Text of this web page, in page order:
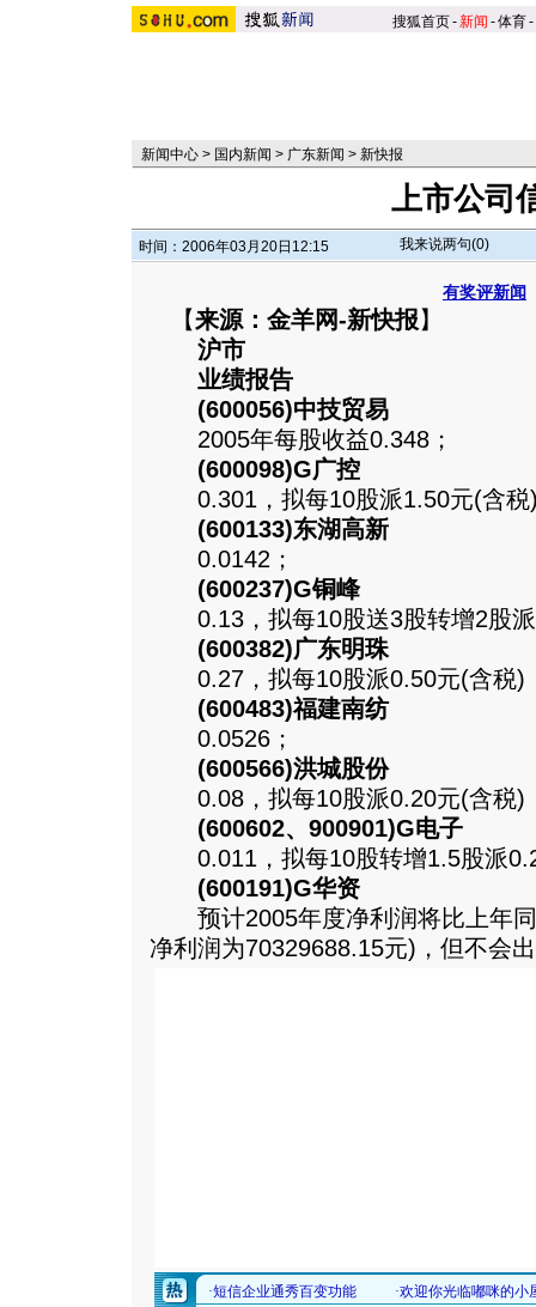
搜狐首页-新闻 -体育-
新闻中心 > 国内新闻 > 广东新闻 > 新快报
上市公司
时间：2006年03月20日12:15 我来说两句(0)
有奖评新闻
【来源：金羊网-新快报】
沪市
业绩报告
(600056)中技贸易
2005年每股收益0.348；
(600098)G广控
0.301，拟每10股派1.50元(含税
(600133)东湖高新
0.0142；
(600237)G铜峰
0.13，拟每10股送3股转增2股派
(600382)广东明珠
0.27，拟每10股派0.50元(含税)
(600483)福建南纺
0.0526；
(600566)洪城股份
0.08，拟每10股派0.20元(含税)
(600602、900901)G电子
0.011，拟每10股转增1.5股派
(600191)G华资
预计2005年度净利润将比上年同
净利润为70329688.15元)，但不会